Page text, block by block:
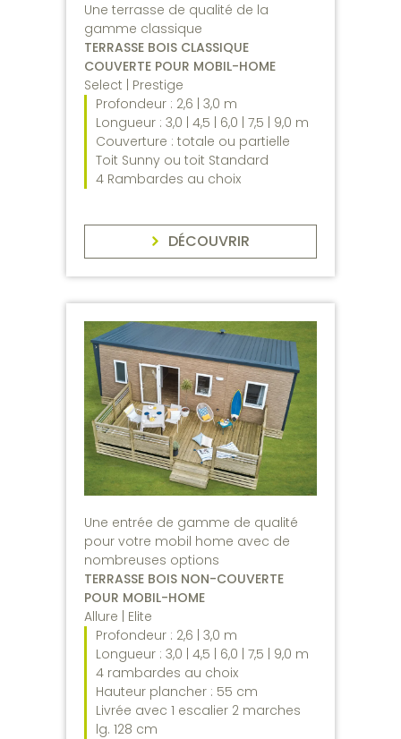
Une terrasse de qualité de la
gamme classique
TERRASSE BOIS CLASSIQUE
COUVERTE POUR MOBIL-HOME
Select | Prestige
Profondeur : 2,6 | 3,0 m
Longueur : 3,0 | 4,5 | 6,0 | 7,5 | 9,0 m
Couverture : totale ou partielle
Toit Sunny ou toit Standard
4 Rambardes au choix
DÉCOUVRIR
Une entrée de gamme de qualité
pour votre mobil home avec de
nombreuses options
TERRASSE BOIS NON-COUVERTE
POUR MOBIL-HOME
Allure | Elite
Profondeur : 2,6 | 3,0 m
Longueur : 3,0 | 4,5 | 6,0 | 7,5 | 9,0 m
4 rambardes au choix
Hauteur plancher : 55 cm
Livrée avec 1 escalier 2 marches
lg. 128 cm